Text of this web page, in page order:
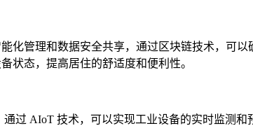
化管理和数据安全共享，通过区块链技术，可
状态，提高居住的舒适度和便利性。
过 AIoT 技术，可以实现工业设备的实时监测